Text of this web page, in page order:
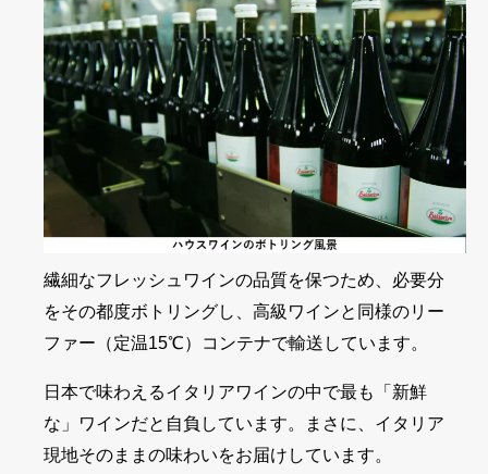
繊細なフレッシュワインの品質を保つため、必要分
をその都度ボトリングし、高級ワインと同様のリー
ファー（定温15℃）コンテナで輸送しています。
日本で味わえるイタリアワインの中で最も「新鮮
な」ワインだと自負しています。まさに、イタリア
現地そのままの味わいをお届けしています。